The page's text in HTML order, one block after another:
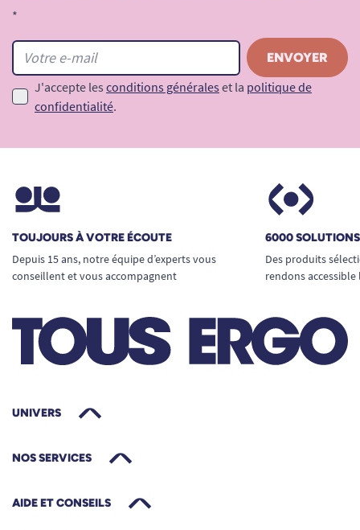
*
J'accepte les conditions générales et la politique de
confidentialité.
TOUJOURS À VOTRE ÉCOUTE
Depuis 15 ans, notre équipe d’experts vous
conseillent et vous accompagnent
6000
Des produits
rendons
UNIVERS
NOS SERVICES
AIDE ET CONSEILS